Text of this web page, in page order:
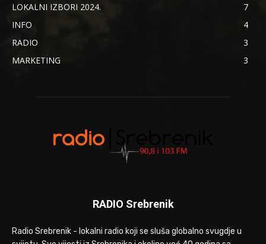
LOKALNI IZBORI 2024.
7
INFO
4
RADIO
3
MARKETING
3
RADIO Srebrenik
Radio Srebrenik - lokalni radio koji se sluša globalno svugdje u